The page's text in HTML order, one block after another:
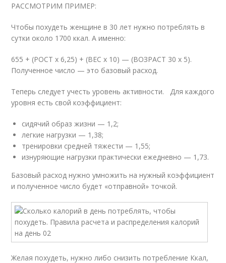
РАССМОТРИМ ПРИМЕР:
Чтобы похудеть женщине в 30 лет нужно потреблять в
сутки около 1700 ккал. А именно:
655 + (РОСТ х 6,25) + (ВЕС х 10) — (ВОЗРАСТ 30 х 5).
Полученное число — это базовый расход.
Теперь следует учесть уровень активности. Для каждого
уровня есть свой коэффициент:
сидячий образ жизни — 1,2;
легкие нагрузки — 1,38;
тренировки средней тяжести — 1,55;
изнуряющие нагрузки практически ежедневно — 1,73.
Базовый расход нужно умножить на нужный коэффициент
и полученное число будет «отправной» точкой.
Желая похудеть, нужно либо снизить потребление Ккал,